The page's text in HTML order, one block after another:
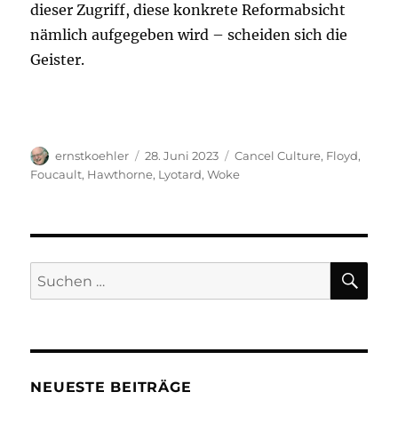
dieser Zugriff, diese konkrete Reformabsicht
nämlich aufgegeben wird – scheiden sich die
Geister.
Autor
ernstkoehler
Veröffentlicht
am
28. Juni 2023 Schlagwörter
Cancel Culture, Floyd,
Foucault, Hawthorne, Lyotard,Woke
Suchen
nach:
NEUESTE BEITRÄGE